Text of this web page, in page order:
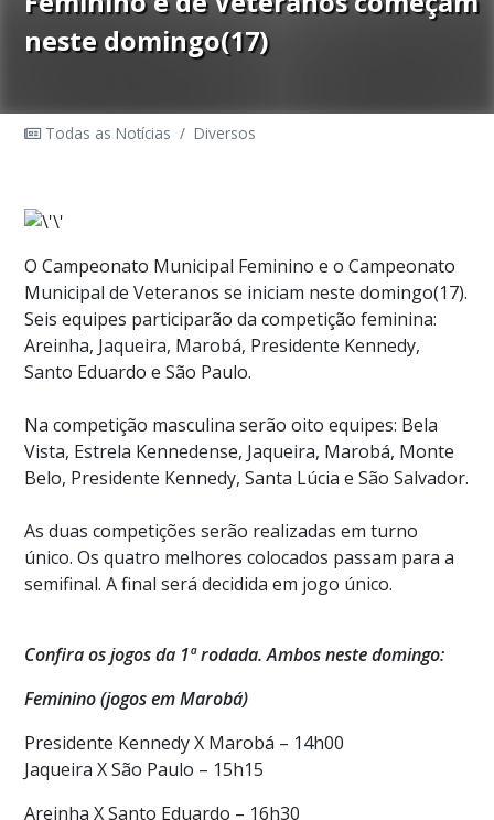
neste domingo(17)
Todas as Notícias / Diversos
O Campeonato Municipal Feminino e o Campeonato
Municipal de Veteranos se iniciam neste domingo(17).
Seis equipes participarão da competição feminina:
Areinha, Jaqueira, Marobá, Presidente Kennedy,
Santo Eduardo e São Paulo.
Na competição masculina serão oito equipes: Bela
Vista, Estrela Kennedense, Jaqueira, Marobá, Monte
Belo, Presidente Kennedy, Santa Lúcia e São Salvador.
As duas competições serão realizadas em turno
único. Os quatro melhores colocados passam para a
semifinal. A final será decidida em jogo único.
Confira os jogos da 1ª rodada. Ambos neste domingo:
Feminino (jogos em Marobá)
Presidente Kennedy X Marobá – 14h00
Jaqueira X São Paulo – 15h15
Areinha X Santo Eduardo – 16h30